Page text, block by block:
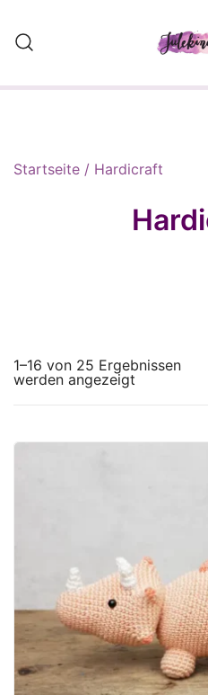
content
Startseite / Hardicraft
1–16 von 25 Ergebnissen
werden angezeigt